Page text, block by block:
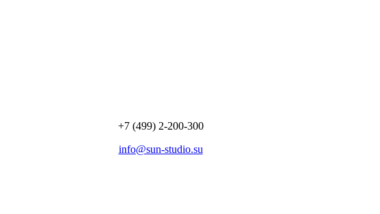
+7 (499) 2-200-300
info@sun-studio.su